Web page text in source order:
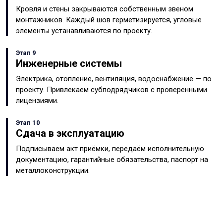
Кровля и стены закрываются собственным звеном
монтажников. Каждый шов герметизируется, угловые
элементы устанавливаются по проекту.
Этап 9
Инженерные системы
Электрика, отопление, вентиляция, водоснабжение — по
проекту. Привлекаем субподрядчиков с проверенными
лицензиями.
Этап 10
Сдача в эксплуатацию
Подписываем акт приёмки, передаём исполнительную
документацию, гарантийные обязательства, паспорт на
металлоконструкции.